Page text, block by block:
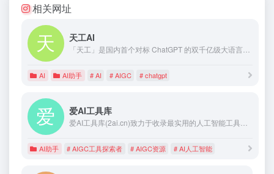
相关网址
天工AI
「天工」是国内首个对标 ChatGPT 的双千亿级大语言模型，也是一个对话式AI助手。「天工」通过自然语言与用户进行问答交互，AI 生成能力可满足文案创作、知识问答、逻辑推演、数理推算、代码编程等多元化需求。支持1万字以上文本对话，实现20轮次以上用户交互，在学习、职场、生活等多类问答场景中都能实现较高的输出水平。
AI AI助手 # AI # AIGC # chatgpt
爱AI工具库
爱AI工具库(2ai.cn)致力于收录最实用的人工智能工具和提供最新的AI资讯，轻松掌握人工智能技术动态。在这里，可以分享和发现创新的AI应用，开启智能未来之旅。爱AI工具库产品涵盖了写作工具助手、绘画工具平台、AI创意设计、智能图片处理、AI文案工具、视频制作剪辑、AI编程工具、AI提示词、AI搜索等多个类目构成一站式AI工具库。
AI助手 # AIGC工具探索者 # AIGC资源 # AI人工智能